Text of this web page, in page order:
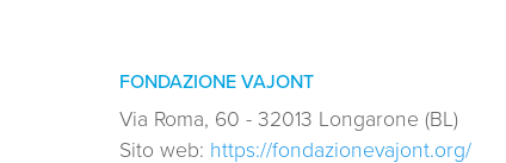
FONDAZIONE VAJONT
Via Roma, 60 - 32013 Longarone (BL)
Sito web: https://fondazionevajont.org/